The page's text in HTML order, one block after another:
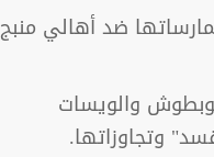
ضد أهالي منبج
والويسات
وتجاوزاتها.